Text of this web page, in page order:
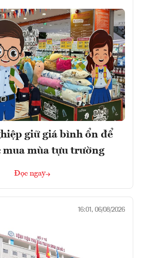
giữ giá bình ổn để
mua mùa tựu trường
Đọc ngay
16:01, 06/08/2026